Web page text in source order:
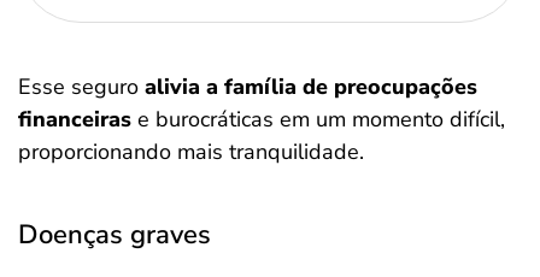
Esse seguro alivia a família de preocupações
financeiras e burocráticas em um momento difícil,
proporcionando mais tranquilidade.
Doenças graves